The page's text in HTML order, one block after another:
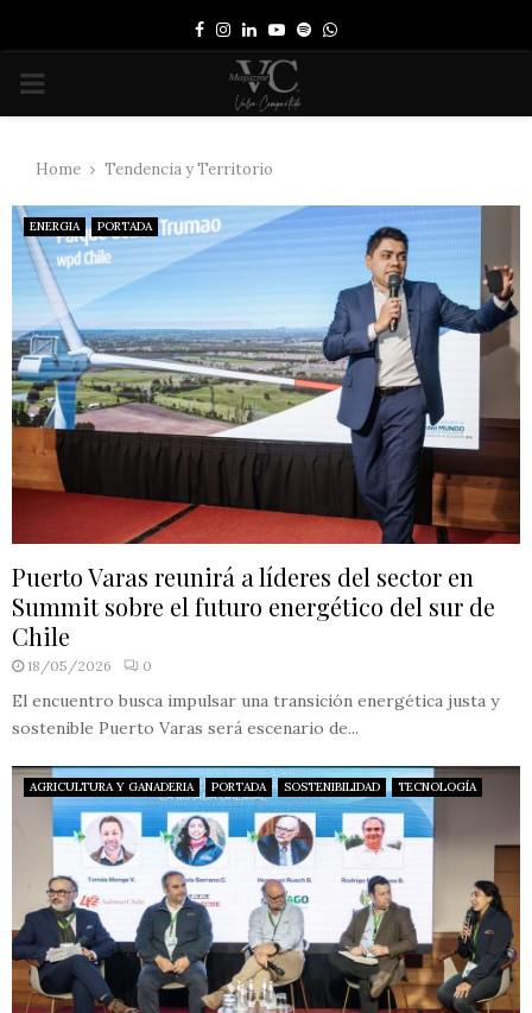
Facebook
Instagram
LinkedinYoutube
SpotifyWhatsapp
PRIMARY
Home Tendencia y Territorio
ENERGIA PORTADA
Puerto Varas reunirá a líderes del sector en
Summit sobre el futuro energético del sur de
Chile
18/05/2026 0
El encuentro busca impulsar una transición energética justa y
sostenible Puerto Varas será escenario de...
AGRICULTURA Y GANADERIA PORTADA SOSTENIBILIDAD TECNOLOGÍA